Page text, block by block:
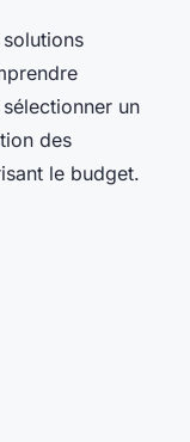
un
des
le budget.